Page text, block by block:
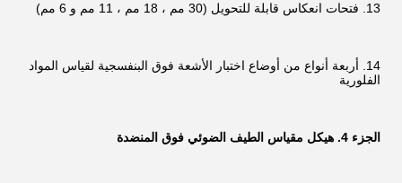
13. فتحات انعكاس قابلة للتحويل (30 مم ، 18 مم ، 11 مم و 6 مم)
14. أربعة أنواع من أوضاع اختبار الأشعة فوق البنفسجية لقياس المواد
الفلورية